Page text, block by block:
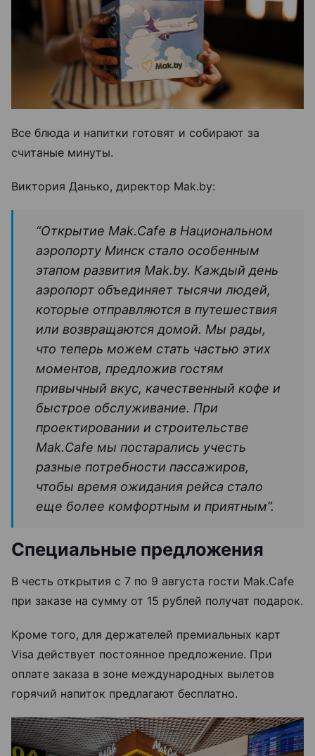
Все блюда и напитки готовят и собирают за
считаные минуты.
Виктория Данько, директор Mak.by:
“Открытие Mak.Cafe в Национальном
аэропорту Минск стало особенным
этапом развития Mak.by. Каждый день
аэропорт объединяет тысячи людей,
которые отправляются в путешествия
или возвращаются домой. Мы рады,
что теперь можем стать частью этих
моментов, предложив гостям
привычный вкус, качественный кофе и
быстрое обслуживание. При
проектировании и строительстве
Mak.Cafe мы постарались учесть
разные потребности пассажиров,
чтобы время ожидания рейса стало
еще более комфортным и приятным”.
Специальные предложения
В честь открытия с 7 по 9 августа гости Mak.Cafe
при заказе на сумму от 15 рублей получат подарок.
Кроме того, для держателей премиальных карт
Visa действует постоянное предложение. При
оплате заказа в зоне международных вылетов
горячий напиток предлагают бесплатно.